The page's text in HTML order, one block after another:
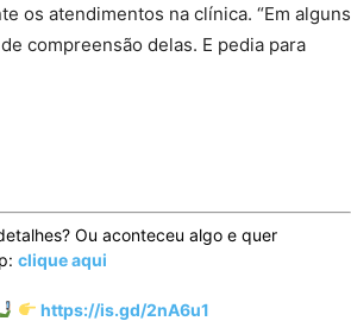
os atendimentos na clínica. “Em alguns
compreensão delas. E pedia para
Ou aconteceu algo e quer
clique aqui
https://is.gd/2nA6u1